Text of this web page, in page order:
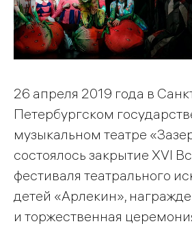
26 апреля 2019 года в
Петербургском
музыкальном театре
состоялось закрытие XVI
фестиваля театрального
детей «Арлекин»,
и торжественная